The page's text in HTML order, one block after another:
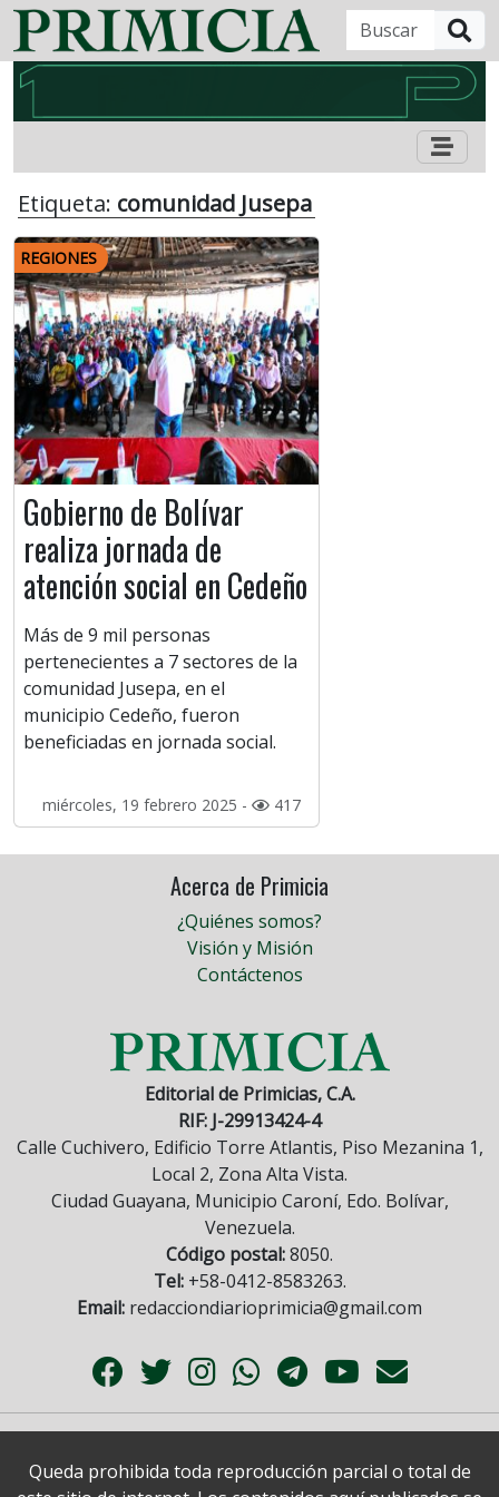
Etiqueta: comunidad Jusepa
REGIONES
Gobierno de Bolívar
realiza jornada de
atención social en Cedeño
Más de 9 mil personas
pertenecientes a 7 sectores de la
comunidad Jusepa, en el
municipio Cedeño, fueron
beneficiadas en jornada social.
miércoles, 19 febrero 2025 - 417
Acerca de Primicia
¿Quiénes somos?
Visión y Misión
Contáctenos
Editorial de Primicias, C.A.
RIF: J-29913424-4
Calle Cuchivero, Edificio Torre Atlantis, Piso Mezanina 1,
Local 2, Zona Alta Vista.
Ciudad Guayana, Municipio Caroní, Edo. Bolívar,
Venezuela.
Código postal:8050.
Tel:+58-0412-8583263.
Email: redacciondiarioprimicia@gmail.com
Queda prohibida toda reproducción parcial o total de